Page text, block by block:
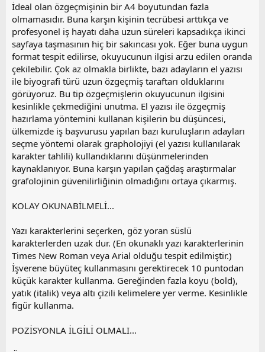
İdeal olan özgeçmişinin bir A4 boyutundan fazla
olmamasıdır. Buna karşın kişinin tecrübesi arttıkça ve
profesyonel iş hayatı daha uzun süreleri kapsadıkça ikinci
sayfaya taşmasının hiç bir sakıncası yok. Eğer buna uygun
format tespit edilirse, okuyucunun ilgisi arzu edilen oranda
çekilebilir. Çok az olmakla birlikte, bazı adayların el yazısı
ile biyografi türü uzun özgeçmiş taraftarı olduklarını
görüyoruz. Bu tip özgeçmişlerin okuyucunun ilgisini
kesinlikle çekmediğini unutma. El yazısı ile özgeçmiş
hazırlama yöntemini kullanan kişilerin bu düşüncesi,
ülkemizde iş başvurusu yapılan bazı kuruluşların adayları
seçme yöntemi olarak grapholojiyi (el yazısı kullanılarak
karakter tahlili) kullandıklarını düşünmelerinden
kaynaklanıyor. Buna karşın yapılan çağdaş araştırmalar
grafolojinin güvenilirliğinin olmadığını ortaya çıkarmış.
KOLAY OKUNABİLMELİ...
Yazı karakterlerini seçerken, göz yoran süslü
karakterlerden uzak dur. (En okunaklı yazı karakterlerinin
Times New Roman veya Arial olduğu tespit edilmiştir.)
İşverene büyüteç kullanmasını gerektirecek 10 puntodan
küçük karakter kullanma. Gereğinden fazla koyu (bold),
yatık (italik) veya altı çizili kelimelere yer verme. Kesinlikle
figür kullanma.
POZİSYONLA İLGİLİ OLMALI...